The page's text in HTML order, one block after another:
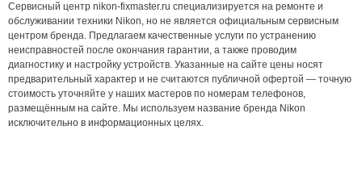
Сервисный центр nikon-fixmaster.ru специализируется на ремонте и
обслуживании техники Nikon, но не является официальным сервисным
центром бренда. Предлагаем качественные услуги по устранению
неисправностей после окончания гарантии, а также проводим
диагностику и настройку устройств. Указанные на сайте цены носят
предварительный характер и не считаются публичной офертой — точную
стоимость уточняйте у наших мастеров по номерам телефонов,
размещённым на сайте. Мы используем название бренда Nikon
исключительно в информационных целях.